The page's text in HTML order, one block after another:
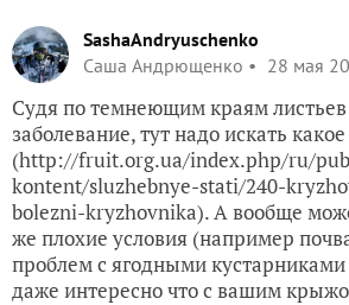
SashaAndryuschenko
Саша Андрющенко
28 мая
Судя по темнеющим краям
заболевание, тут надо искать какое
(http://fruit.org.ua/index.php/ru/
kontent/sluzhebnye-stati/240-
bolezni-kryzhovnika). А вообще
же плохие условия (например
проблем с ягодными
даже интересно что с вашим